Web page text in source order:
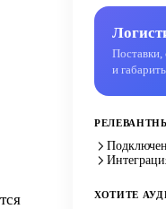
Поставки,
и
ХОТИТЕ